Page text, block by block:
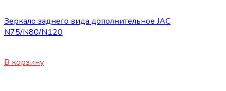
Зеркало заднего вида дополнительное JAC
N75/N80/N120
В корзину